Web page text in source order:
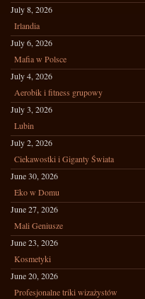
July 8, 2026
Irlandia
July 6, 2026
Mafia w Polsce
July 4, 2026
Aerobik i fitness grupowy
July 3, 2026
Lubin
July 2, 2026
Ciekawostki i Giganty Świata
June 30, 2026
Eko w Domu
June 27, 2026
Mali Geniusze
June 23, 2026
Kosmetyki
June 20, 2026
Profesjonalne triki wizażystów